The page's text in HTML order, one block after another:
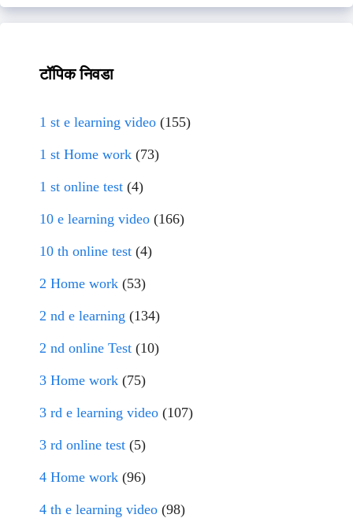
टॉपिक निवडा
1 st e learning video (155)
1 st Home work (73)
1 st online test (4)
10 e learning video (166)
10 th online test (4)
2 Home work (53)
2 nd e learning (134)
2 nd online Test (10)
3 Home work (75)
3 rd e learning video (107)
3 rd online test (5)
4 Home work (96)
4 th e learning video (98)